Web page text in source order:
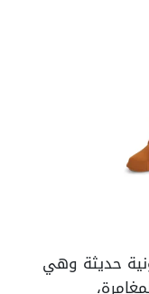
حديثة وهي